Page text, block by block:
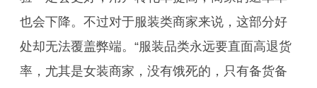
也会下降。不过对于服装类商家来说，这部分好
处却无法覆盖弊端。“服装品类永远要直面高退货
率，尤其是女装商家，没有饿死的，只有备货备